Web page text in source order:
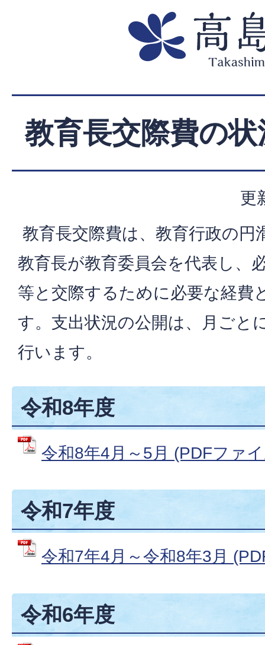
教育長交際費の状
更
教育長交際費は、教育行政の円
教育長が教育委員会を代表し、
等と交際するために必要な経費
す。支出状況の公開は、月ごと
行います。
令和8年度
令和8年4月～5月 (PDFファ
令和7年度
令和7年4月～令和8年3月
令和6年度